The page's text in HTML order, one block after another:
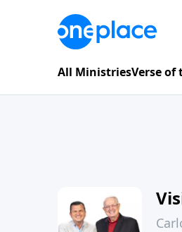
All MinistriesVerse of